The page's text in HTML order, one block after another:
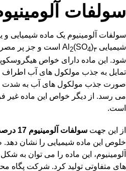
سولفات آلومینیوم 17
سولفات آلومینیوم یک ماده شیمیایی
شیمیایی ۳(Al
2(SO4
است و جز پر
شود. این ماده دارای خواص
تمایل به جذب مولکول های آب اطراف
می رسد. از دیگر خواص این ماده غیر
است.
از این جهت سولفات آلومینیوم 17 درصد
خلوص این ماده شیمیایی را نشان دهد.
آلومینیوم، این ماده را می توان به
های متفاوتی تولید کرد. شرکت پگاه